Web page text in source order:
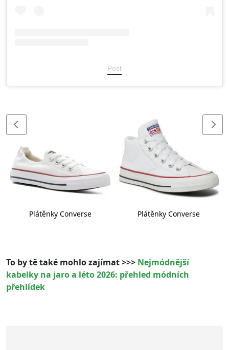
Post
Plátěnky Converse Plátěnky Converse
To by tě také mohlo zajímat >>> Nejmódnější
kabelky na jaro a léto 2026: přehled módních
přehlídek